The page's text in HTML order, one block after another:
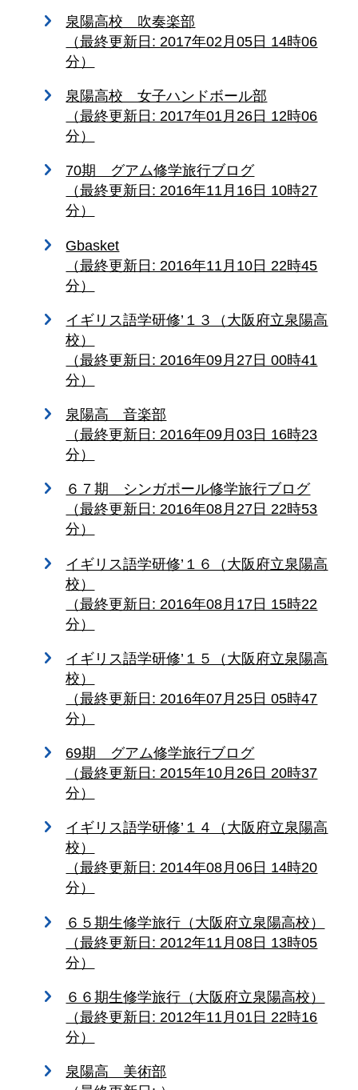
泉陽高校 吹奏楽部
（最終更新日: 2017年02月05日 14時06
分）
泉陽高校 女子ハンドボール部
（最終更新日: 2017年01月26日 12時06
分）
70期 グアム修学旅行ブログ
（最終更新日: 2016年11月16日 10時27
分）
Gbasket
（最終更新日: 2016年11月10日 22時45
分）
イギリス語学研修’１３（大阪府立泉陽高
校）
（最終更新日: 2016年09月27日 00時41
分）
泉陽高 音楽部
（最終更新日: 2016年09月03日 16時23
分）
６７期 シンガポール修学旅行ブログ
（最終更新日: 2016年08月27日 22時53
分）
イギリス語学研修’１６（大阪府立泉陽高
校）
（最終更新日: 2016年08月17日 15時22
分）
イギリス語学研修’１５（大阪府立泉陽高
校）
（最終更新日: 2016年07月25日 05時47
分）
69期 グアム修学旅行ブログ
（最終更新日: 2015年10月26日 20時37
分）
イギリス語学研修’１４（大阪府立泉陽高
校）
（最終更新日: 2014年08月06日 14時20
分）
６５期生修学旅行（大阪府立泉陽高校）
（最終更新日: 2012年11月08日 13時05
分）
６６期生修学旅行（大阪府立泉陽高校）
（最終更新日: 2012年11月01日 22時16
分）
泉陽高 美術部